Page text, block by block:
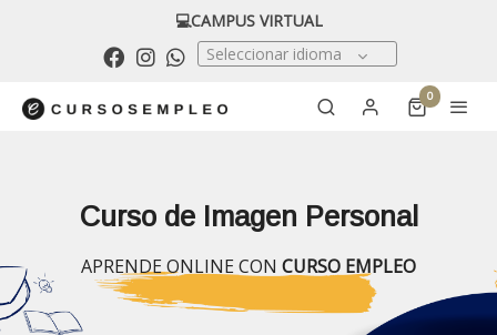
💻CAMPUS VIRTUAL
Seleccionar idioma
0
Curso de Imagen Personal
APRENDE ONLINE CON CURSO EMPLEO